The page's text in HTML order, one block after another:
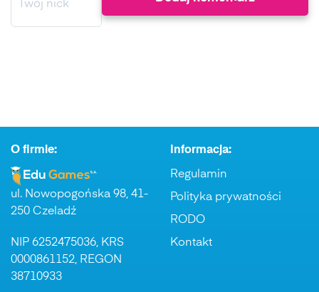
O firmie:
ul. Nowopogońska 98, 41-
250 Czeladź
NIP 6252475036, KRS
0000861152, REGON
38710933
Informacja:
Regulamin
Polityka prywatności
RODO
Kontakt